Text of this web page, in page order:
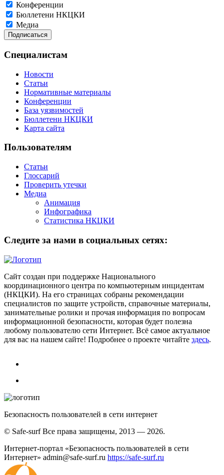
Конференции
Бюллетени НКЦКИ
Медиа
Специалистам
Новости
Статьи
Нормативные материалы
Конференции
База уязвимостей
Бюллетени НКЦКИ
Карта сайта
Пользователям
Статьи
Глоссарий
Проверить утечки
Медиа
Анимация
Инфографика
Статистика НКЦКИ
Следите за нами в социальных сетях:
Сайт создан при поддержке Национального
координационного центра по компьютерным инцидентам
(НКЦКИ). На его страницах собраны рекомендации
специалистов по защите устройств, справочные материалы,
занимательные ролики и прочая информация по вопросам
информационной безопасности, которая будет полезна
любому пользователю сети Интернет. Всё самое актуальное
для вас на нашем сайте! Подробнее о проекте читайте здесь.
Безопасность пользователей в сети интернет
© Safe-surf Все права защищены, 2013 — 2026.
Интернет-портал «Безопасность пользователей в сети
Интернет» admin@safe-surf.ru https://safe-surf.ru